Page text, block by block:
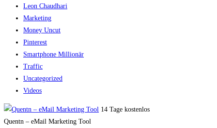
Leon Chaudhari
Marketing
Money Uncut
Pinterest
Smartphone Millionär
Traffic
Uncategorized
Videos
14 Tage kostenlos
Quentn – eMail Marketing Tool